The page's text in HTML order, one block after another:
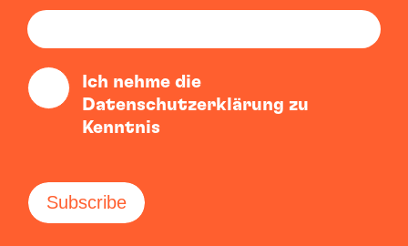
Ich nehme die
Datenschutzerklärung zu
Kenntnis